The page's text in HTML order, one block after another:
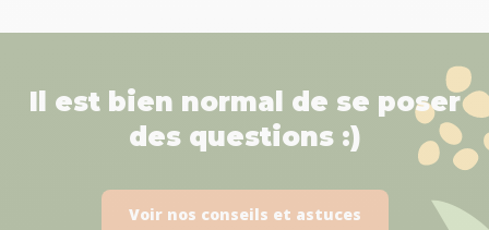
Il est bien normal de se poser
des questions :)
Voir nos conseils et astuces